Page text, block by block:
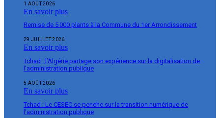
1 AOÛT 2026
En savoir plus
Remise de 5 000 plants à la Commune du 1er Arrondissement
29 JUILLET 2026
En savoir plus
Tchad : l’Algérie partage son expérience sur la digitalisation de
l’administration publique
5 AOÛT 2026
En savoir plus
Tchad : Le CESEC se penche sur la transition numérique de
l’administration publique